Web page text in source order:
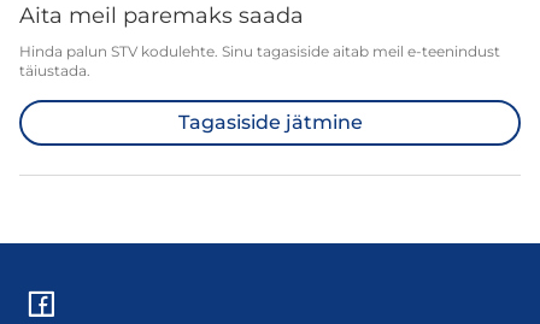
Aita meil paremaks saada
Hinda palun STV kodulehte. Sinu tagasiside aitab meil e-teenindust
täiustada.
Tagasiside jätmine